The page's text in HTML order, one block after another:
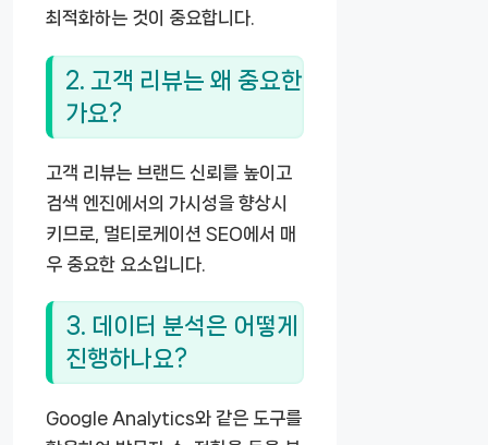
최적화하는 것이 중요합니다.
2. 고객 리뷰는 왜 중요한
가요?
고객 리뷰는 브랜드 신뢰를 높이고
검색 엔진에서의 가시성을 향상시
키므로, 멀티로케이션 SEO에서 매
우 중요한 요소입니다.
3. 데이터 분석은 어떻게
진행하나요?
Google Analytics와 같은 도구를